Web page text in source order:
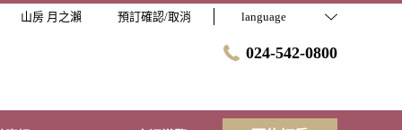
山房 月之瀨 預訂確認/取消 language
024-542-0800